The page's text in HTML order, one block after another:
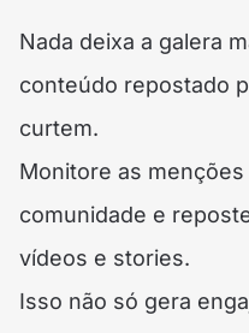
Nada deixa a galera
conteúdo repostado
curtem.
Monitore as
comunidade e
vídeos e stories.
Isso não só gera